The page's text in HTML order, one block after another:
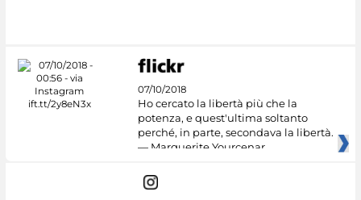
07/10/2018
Ho cercato la libertà più che la
potenza, e quest'ultima soltanto
perché, in parte, secondava la libertà.
— Marguerite Yourcenar